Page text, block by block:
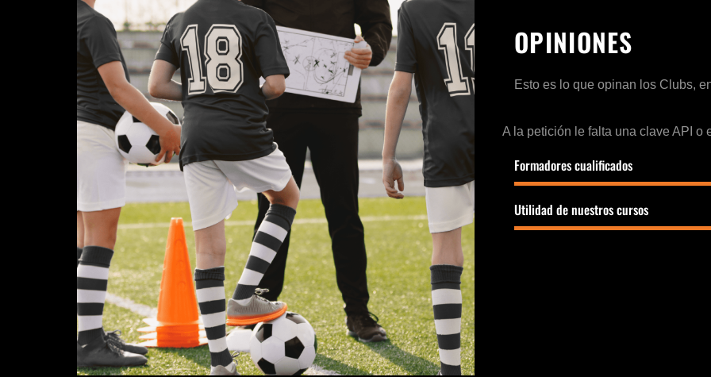
OPINIONES
Esto es lo que opinan los Clubs,
A la petición le falta una clave API o
Formadores cualificados
Utilidad de nuestros cursos